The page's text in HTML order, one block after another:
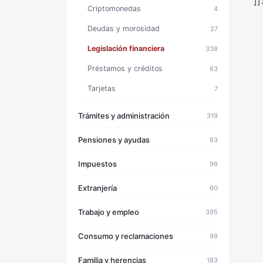
Criptomonedas 4
Deudas y morosidad 27
Legislación financiera 338
Préstamos y créditos 63
Tarjetas 7
Trámites y administración 319
Pensiones y ayudas 63
Impuestos 96
Extranjería 60
Trabajo y empleo 395
Consumo y reclamaciones 98
Familia y herencias 183